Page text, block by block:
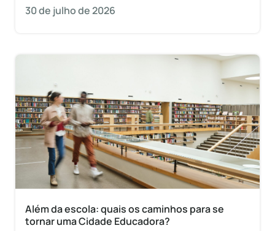
30 de julho de 2026
Além da escola: quais os caminhos para se
tornar uma Cidade Educadora?